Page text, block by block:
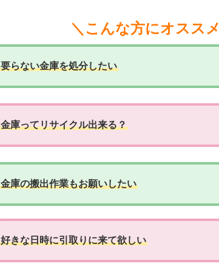
＼こんな方にオスス
要らない金庫を処分したい
金庫ってリサイクル出来る？
金庫の搬出作業もお願いしたい
好きな日時に引取りに来て欲しい